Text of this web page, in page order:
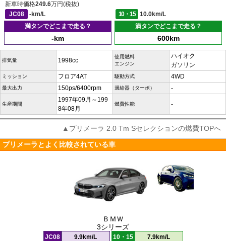
新車時価格249.6万円(税抜)
JC08
-km/L 10・15
10.0km/L
満タンでどこまで走る？
-km
満タンでどこまで走る？
600km
排気量 1998cc
使用燃料
エンジン
ハイオク
ガソリン
ミッション フロア4AT 駆動方式 4WD
最大出力 150ps/6400rpm 過給器（ターボ） -
生産期間
1997年09月～199
8年08月
燃費性能 -
▲プリメーラ 2.0 Tm Sセレクションの燃費TOPへ
プリメーラとよく比較されている車
ＢＭＷ
3シリーズ
JC08 9.9km/L 10・15 7.9km/L